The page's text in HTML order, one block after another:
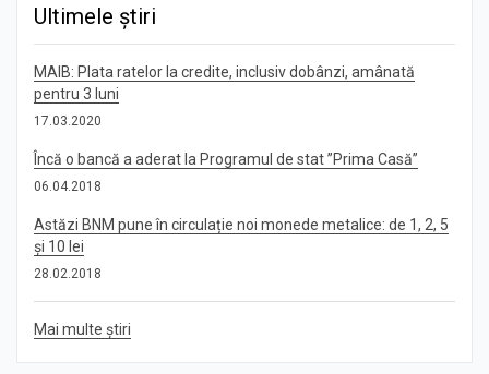
Ultimele știri
MAIB: Plata ratelor la credite, inclusiv dobânzi, amânată
pentru 3 luni
17.03.2020
Încă o bancă a aderat la Programul de stat ”Prima Casă”
06.04.2018
Astăzi BNM pune în circulație noi monede metalice: de 1, 2, 5
și 10 lei
28.02.2018
Mai multe știri